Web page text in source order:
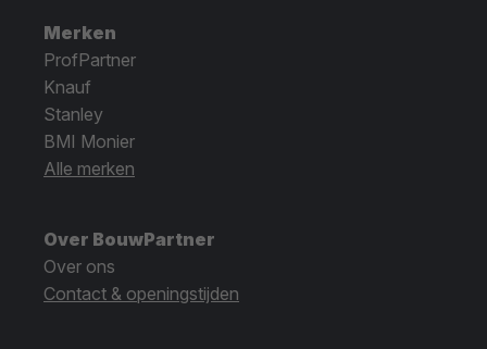
Merken
ProfPartner
Knauf
Stanley
BMI Monier
Alle merken
Over BouwPartner
Over ons
Contact & openingstijden